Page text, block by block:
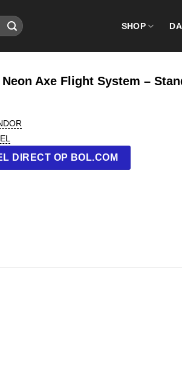
SHOP
Axe Flight System –
DIRECT OP BOL.COM